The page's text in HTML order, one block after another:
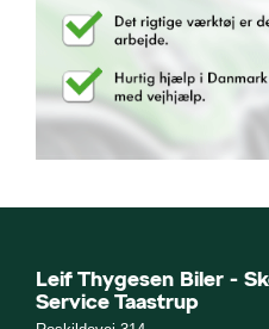
Leif Thygesen Biler -
Service Taastrup